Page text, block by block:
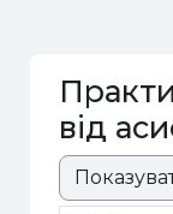
від
Режим